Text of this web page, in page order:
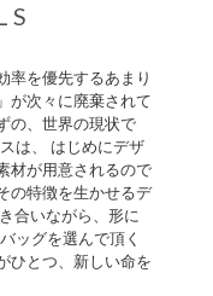
率を優先するあまり
が次々に廃棄されて
の、世界の現状で
は、 はじめにデザ
材が用意されるので
の特徴を生かせるデ
合いながら、形に
ッグを選んで頂く
ひとつ、新しい命を